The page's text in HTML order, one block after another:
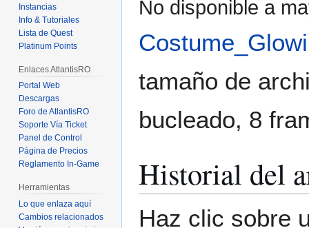
No disponible a
tamaño de
bucleado, 8
Historial del
Haz clic sobre
Instancias
Info & Tutoriales
Lista de Quest
Platinum Points
Enlaces AtlantisRO
Portal Web
Descargas
Foro de AtlantisRO
Soporte Vía Ticket
Panel de Control
Página de Precios
Reglamento In-Game
Herramientas
Lo que enlaza aquí
Cambios relacionados